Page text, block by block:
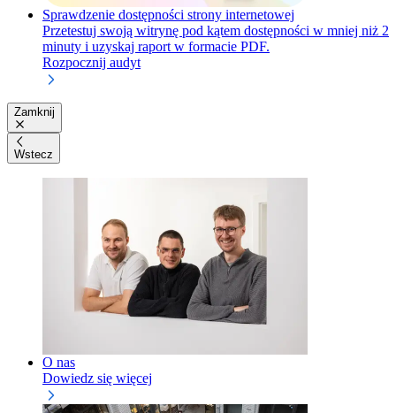
Sprawdzenie dostępności strony internetowej
Przetestuj swoją witrynę pod kątem dostępności w mniej niż 2
minuty i uzyskaj raport w formacie PDF.
Rozpocznij audyt
Zamknij
Wstecz
O nas
Dowiedz się więcej